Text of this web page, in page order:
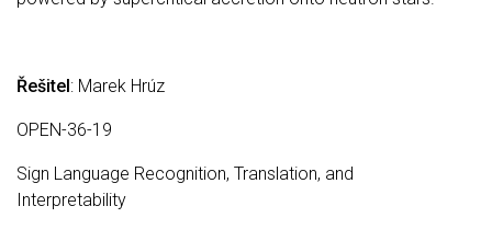
Řešitel : Marek Hrúz
OPEN-36-19
Sign Language Recognition, Translation, and
Interpretability